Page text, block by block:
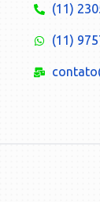
(11)
(11)